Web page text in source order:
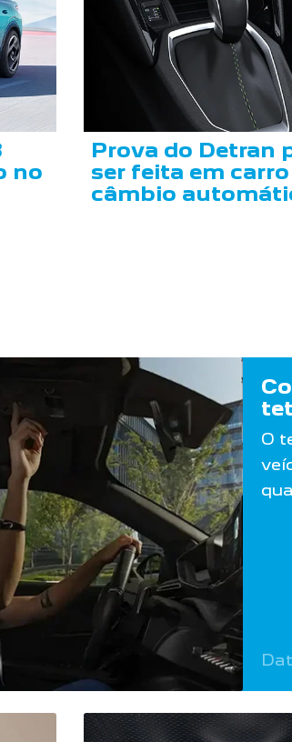
no
Prova do Detran
ser feita em
câmbio
O